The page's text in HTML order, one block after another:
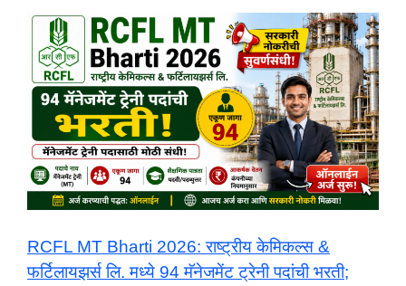
​RCFL MT Bharti 2026: राष्ट्रीय केमिकल्स &
फर्टिलायझर्स लि. मध्ये 94 मॅनेजमेंट ट्रेनी पदांची भरती;